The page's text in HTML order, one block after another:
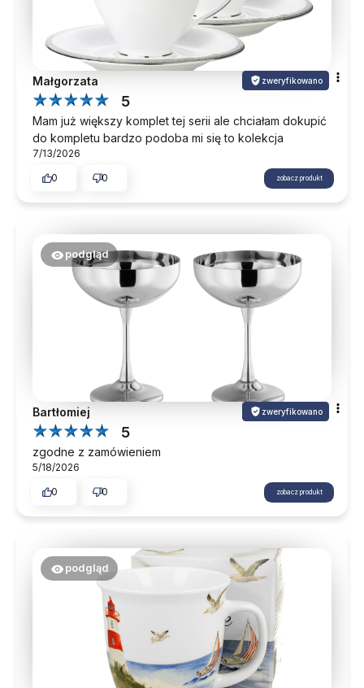
Małgorzata zweryfikowano
5
Mam już większy komplet tej serii ale chciałam dokupić
do kompletu bardzo podoba mi się to kolekcja
7/13/2026
0
0 zobacz produkt
podgląd
Bartłomiej zweryfikowano
5
zgodne z zamówieniem
5/18/2026
0
0 zobacz produkt
podgląd